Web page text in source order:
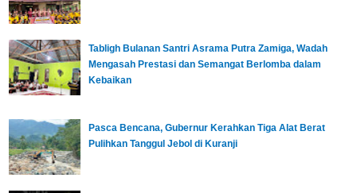
Tabligh Bulanan Santri Asrama Putra Zamiga, Wadah
Mengasah Prestasi dan Semangat Berlomba dalam
Kebaikan
Pasca Bencana, Gubernur Kerahkan Tiga Alat Berat
Pulihkan Tanggul Jebol di Kuranji